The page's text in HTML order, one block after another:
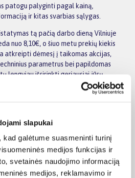
slapukai
kad galėtume suasmeninti turinį
medijos funkcijas ir
svetainės naudojimo informaciją
medijos, reklamavimo ir
patogu palyginti pagal kainą,
ir kitas svarbias sąlygas.
tą pačią darbo dieną Vilniuje
nuo 8,10€, o šiuo metu prekių kiekis
atkreipti dėmesį į taikomas akcijas,
parametrus bei papildomas
lengviau išsirinkti geriausiai jūsų
prekių savybių filtrai padeda patogiai
tą pačią darbo dieną Vilniuje ir
prekę pristatysime per jos